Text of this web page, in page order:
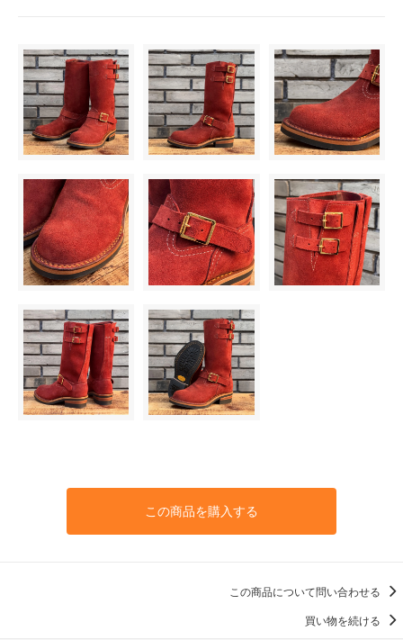
8D
55,000円(税込)
55,000円(税込)
8EE
55,000円(税込)
8EEE
55,000円(税込)
8 1/2A
55,000円(税込)
8 1/2B
55,000円(税込)
8 1/2C
55,000円(税込)
8 1/2D
55,000円(税込)
8 1/2E
55,000円(税込)
この商品を購入する
この商品について問い合わせる
買い物を続ける